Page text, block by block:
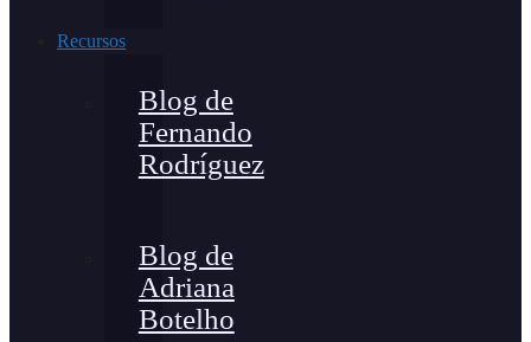
Recursos
Blog de
Fernando
Rodríguez
Blog de
Adriana
Botelho